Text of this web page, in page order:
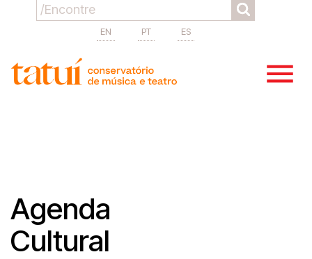
EN PT ES
Agenda
Cultural